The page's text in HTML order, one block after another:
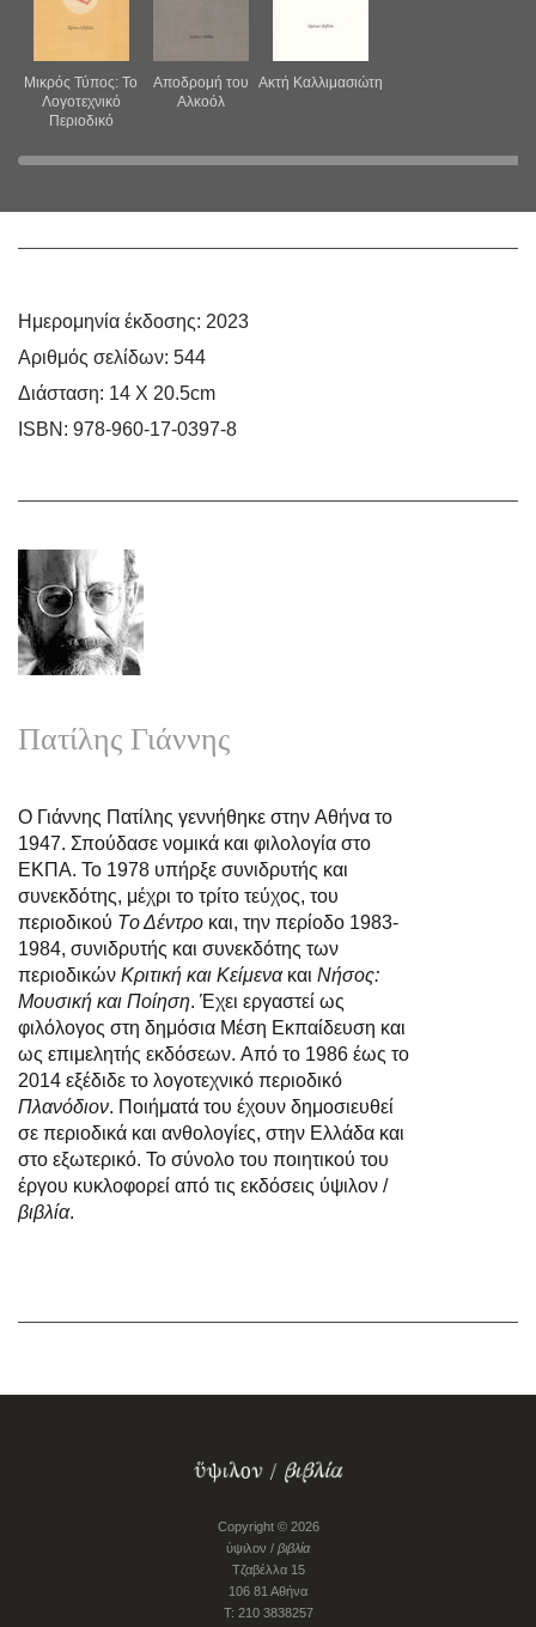
Μικρός Τύπος: Το
Λογοτεχνικό
Περιοδικό
Αποδρομή του
Αλκοόλ
Ακτή Καλλιμασιώτη
Tαξίδια στην Ίδια
Πόλη
Γραφέως
Kάτοπτρον
Ημερομηνία έκδοσης: 2023
Αριθμός σελίδων: 544
Διάσταση: 14 Χ 20.5cm
ISBN: 978-960-17-0397-8
Πατίλης Γιάννης
O Γιάννης Πατίλης γεννήθηκε στην Aθήνα το
1947. Σπούδασε νομικά και φιλολογία στο
ΕΚΠΑ. Το 1978 υπήρξε συνιδρυτής και
συνεκδότης, μέχρι το τρίτο τεύχος, του
περιοδικού Tο Δέντρο και, την περίοδο 1983-
1984, συνιδρυτής και συνεκδότης των
περιοδικών Kριτική και Kείμενακαι Νήσος:
Μουσική και Ποίηση. Έχει εργαστεί ως
φιλόλογος στη δημόσια Μέση Εκπαίδευση και
ως επιμελητής εκδόσεων. Aπό το 1986 έως το
2014 εξέδιδε το λογοτεχνικό περιοδικό
Πλανόδιον. Ποιήματά του έχουν δημοσιευθεί
σε περιοδικά και ανθολογίες, στην Eλλάδα και
στο εξωτερικό. Το σύνολο του ποιητικού του
έργου κυκλοφορεί από τις εκδόσεις ύψιλον /
βιβλία.
Copyright © 2026
ύψιλον / βιβλία
Τζαβέλλα 15
106 81 Αθήνα
Τ: 210 3838257